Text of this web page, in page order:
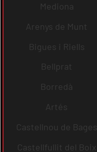
Mediona
Arenys de Munt
Bigues i Riells
Bellprat
Borredà
Artés
Castellnou de Bages
Castellfullit del Boix